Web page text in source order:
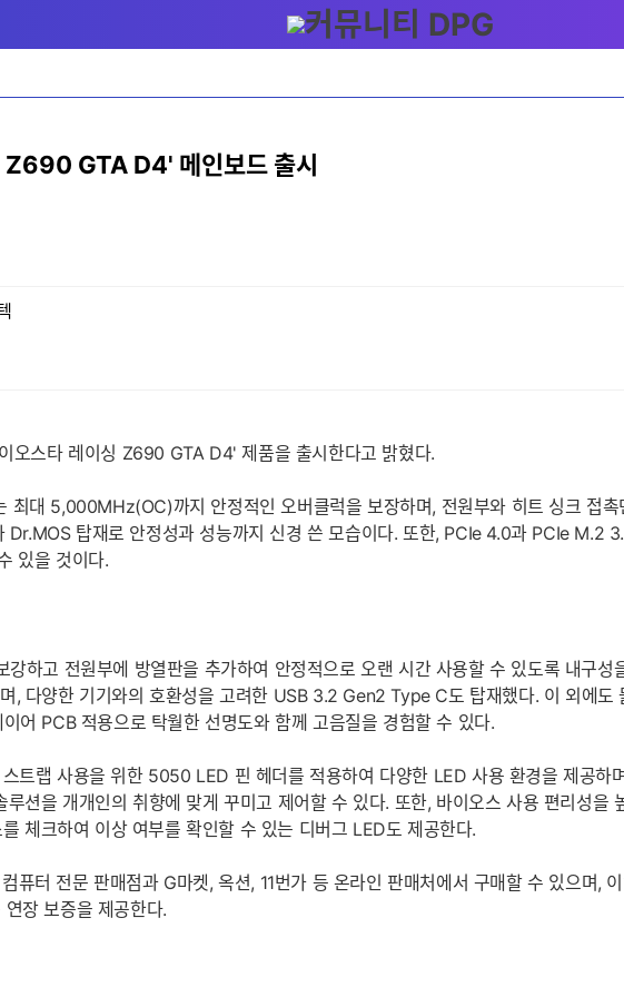
Z690 GTA D4' 메인보드 출시
오스타 레이싱 Z690 GTA D4' 제품을 출시한다고 밝혔다.
대 5,000MHz(OC)까지 안정적인 오버클럭을 보장하며, 전원부와 히트 싱크 접
Dr.MOS 탑재로 안정성과 성능까지 신경 쓴 모습이다. 또한, PCIe 4.0과 PCIe
있을 것이다.
하고 전원부에 방열판을 추가하여 안정적으로 오랜 시간 사용할 수 있도록 내구
, 다양한 기기와의 호환성을 고려한 USB 3.2 Gen2 Type C도 탑재했다. 이 외에
어 PCB 적용으로 탁월한 선명도와 함께 고음질을 경험할 수 있다.
트랩 사용을 위한 5050 LED 핀 헤더를 적용하여 다양한 LED 사용 환경을 제공하
션을 개개인의 취향에 맞게 꾸미고 제어할 수 있다. 또한, 바이오스 사용 편리성을
체크하여 이상 여부를 확인할 수 있는 디버그 LED도 제공한다.
터 전문 판매점과 G마켓, 옥션, 11번가 등 온라인 판매처에서 구매할 수 있으며,
장 보증을 제공한다.